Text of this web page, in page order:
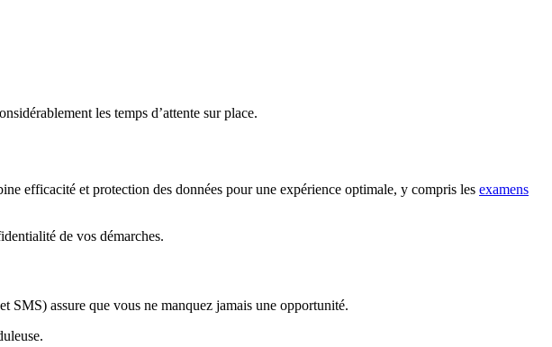
les temps d’attente sur place.
efficacité et protection des données pour une expérience optimale, y compris les examens
de vos démarches.
SMS) assure que vous ne manquez jamais une opportunité.